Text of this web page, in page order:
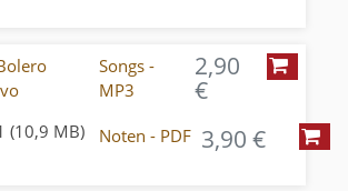
(10,9 MB)
Songs -
MP3
2,90
€
Noten - PDF 3,90 €